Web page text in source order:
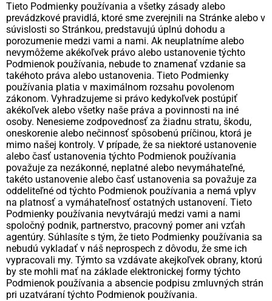
Tieto Podmienky používania a všetky zásady alebo
prevádzkové pravidlá, ktoré sme zverejnili na Stránke alebo v
súvislosti so Stránkou, predstavujú úplnú dohodu a
porozumenie medzi vami a nami. Ak neuplatníme alebo
nevymôžeme akékoľvek právo alebo ustanovenie týchto
Podmienok používania, nebude to znamenať vzdanie sa
takéhoto práva alebo ustanovenia. Tieto Podmienky
používania platia v maximálnom rozsahu povolenom
zákonom. Vyhradzujeme si právo kedykoľvek postúpiť
akékoľvek alebo všetky naše práva a povinnosti na iné
osoby. Nenesieme zodpovednosť za žiadnu stratu, škodu,
oneskorenie alebo nečinnosť spôsobenú príčinou, ktorá je
mimo našej kontroly. V prípade, že sa niektoré ustanovenie
alebo časť ustanovenia týchto Podmienok používania
považuje za nezákonné, neplatné alebo nevymáhateľné,
takéto ustanovenie alebo časť ustanovenia sa považuje za
oddeliteľné od týchto Podmienok používania a nemá vplyv
na platnosť a vymáhateľnosť ostatných ustanovení. Tieto
Podmienky používania nevytvárajú medzi vami a nami
spoločný podnik, partnerstvo, pracovný pomer ani vzťah
agentúry. Súhlasíte s tým, že tieto Podmienky používania sa
nebudú vykladať v náš neprospech z dôvodu, že sme ich
vypracovali my. Týmto sa vzdávate akejkoľvek obrany, ktorú
by ste mohli mať na základe elektronickej formy týchto
Podmienok používania a absencie podpisu zmluvných strán
pri uzatváraní týchto Podmienok používania.